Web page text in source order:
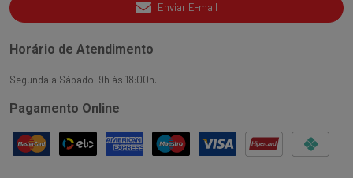
Enviar E-mail
Horário de Atendimento
Segunda a Sábado: 9h às 18:00h.
Pagamento Online